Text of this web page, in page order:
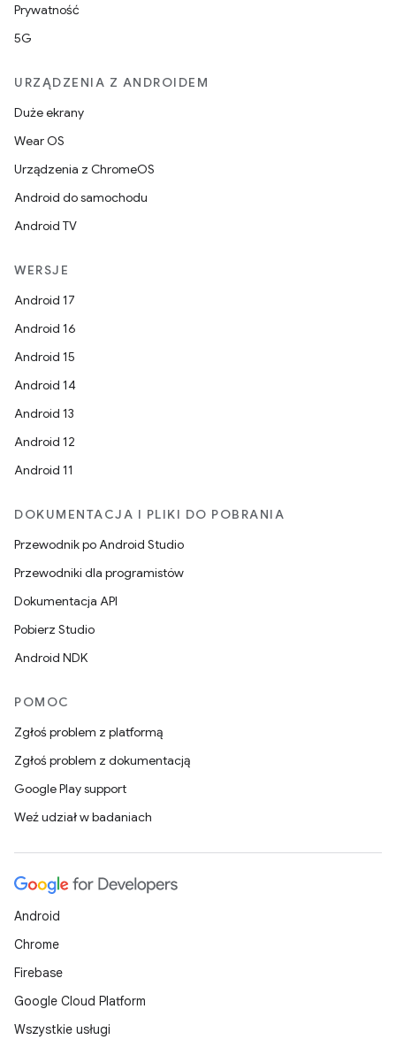
Prywatność
5G
URZĄDZENIA Z ANDROIDEM
Duże ekrany
Wear OS
Urządzenia z ChromeOS
Android do samochodu
Android TV
WERSJE
Android 17
Android 16
Android 15
Android 14
Android 13
Android 12
Android 11
DOKUMENTACJA I PLIKI DO POBRANIA
Przewodnik po Android Studio
Przewodniki dla programistów
Dokumentacja API
Pobierz Studio
Android NDK
POMOC
Zgłoś problem z platformą
Zgłoś problem z dokumentacją
Google Play support
Weź udział w badaniach
Android
Chrome
Firebase
Google Cloud Platform
Wszystkie usługi